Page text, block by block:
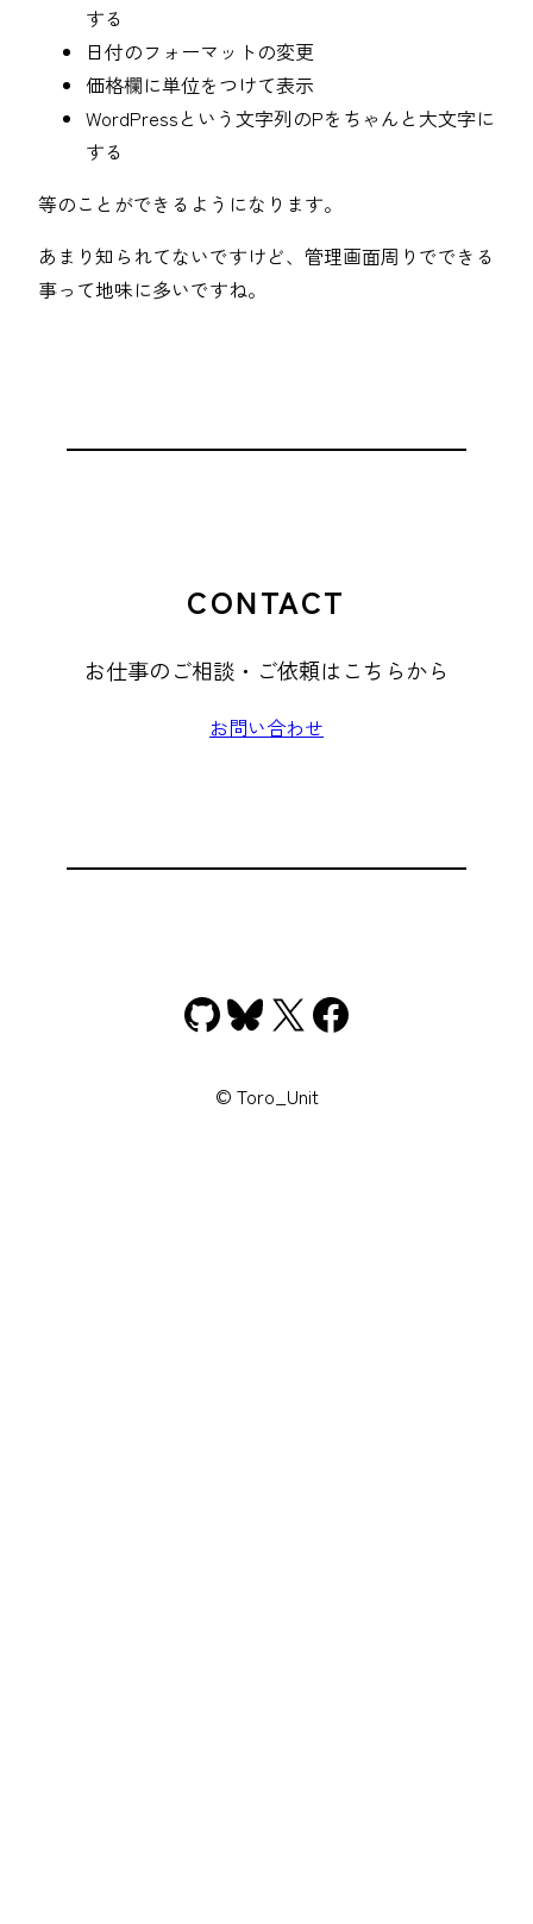
する
日付のフォーマットの変更
価格欄に単位をつけて表示
WordPressという文字列のPをちゃんと大文字に
する
等のことができるようになります。
あまり知られてないですけど、管理画面周りでできる
事って地味に多いですね。
CONTACT
お仕事のご相談・ご依頼はこちらから
お問い合わせ
GitHub
Bluesky
X Facebook
© Toro_Unit